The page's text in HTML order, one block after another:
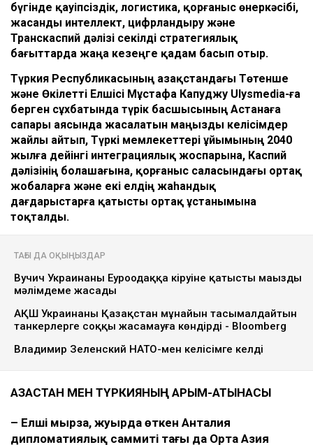
бүгінде қауіпсіздік, логистика, қорғаныс өнеркәсібі,
жасанды интеллект, цифрландыру және
Транскаспий дәлізі секілді стратегиялық
бағыттарда жаңа кезеңге қадам басып отыр.
Түркия Республикасының Қазақстандағы Төтенше
және Өкілетті Елшісі Мұстафа Капуджу Ulysmedia-ға
берген сұхбатында түрік басшысының Астанаға
сапары аясында жасалатын маңызды келісімдер
жайлы айтып, Түркі мемлекеттері ұйымының 2040
жылға дейінгі интеграциялық жоспарына, Каспий
дәлізінің болашағына, қорғаныс саласындағы ортақ
жобаларға және екі елдің жаһандық
дағдарыстарға қатысты ортақ ұстанымына
тоқталды.
ТАҒЫ ДА ОҚЫҢЫЗДАР
Вучич Украинаның Еуроодаққа кіруіне қатысты маңызды
мәлімдеме жасады
АҚШ Украинаны Қазақстан мұнайын тасымалдайтын
танкерлерге соққы жасамауға көндірді - Bloomberg
Владимир Зеленский НАТО-мен келісімге келді
ҚАЗАҚСТАН МЕН ТҮРКИЯНЫҢ ҚАРЫМ-ҚАТЫНАСЫ
– Елші мырза, жуырда өткен Анталия
дипломатиялық саммиті тағы да Орта Азия